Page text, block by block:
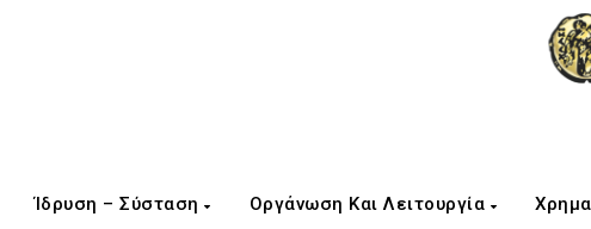
Ίδρυση – Σύσταση Οργάνωση Και Λειτουργία